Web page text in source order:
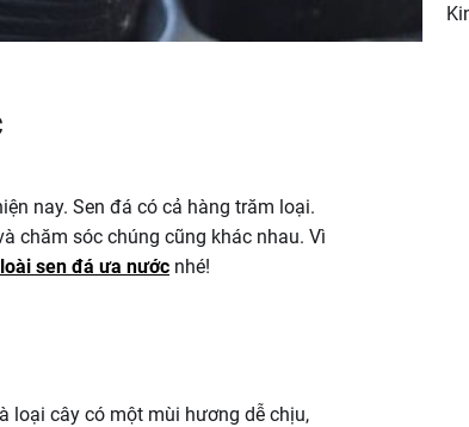
nay. Sen đá có cả hàng trăm loại.
chăm sóc chúng cũng khác nhau. Vì
sen đá ưa nước nhé!
loại cây có một mùi hương dễ chịu,